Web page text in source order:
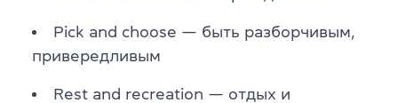
Pick and choose — быть разборчивым,
привередливым
Rest and recreation — отдых и